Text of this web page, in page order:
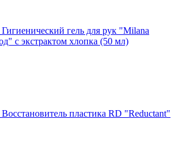
Гигиенический гель для рук "Milanа
с экстрактом хлопка (50 мл)
Восстановитель пластика RD "Reductant"